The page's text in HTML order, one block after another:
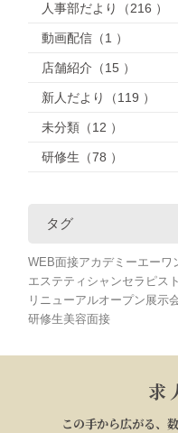
人事部だより（216 ）
動画配信（1 ）
店舗紹介（15 ）
新人だより（119 ）
未分類（12 ）
研修生（78 ）
タグ
WEB面接アカデミーエーワ
エステティシャンセラピスト
リニューアルオープン展示
研修生美容面接
求
この手から広がる、